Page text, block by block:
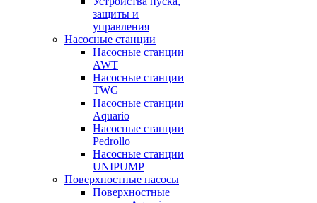
защиты и
управления
Насосные станции
Насосные станции
AWT
Насосные станции
TWG
Насосные станции
Aquario
Насосные станции
Pedrollo
Насосные станции
UNIPUMP
Поверхностные насосы
Поверхностные